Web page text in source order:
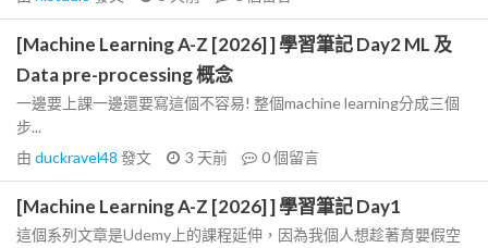
[Machine Learning A-Z [2026] ] 學習筆記 Day2 ML 及
Data pre-processing 概念
一邊要上課一邊還要寫這個不容易! 整個machine learning分成三個
步...
由 duckravel48 發文 3 天前 0個留言
[Machine Learning A-Z [2026] ] 學習筆記 Day1
這個系列文章是Udemy上的課程延伸，因為我個人想趁著育嬰假空